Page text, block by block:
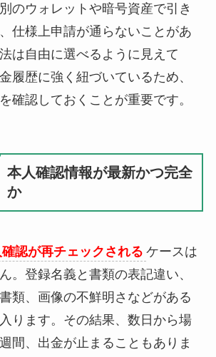
のウォレットや暗号資産で引き
仕様上申請が通らないことがあ
は自由に選べるように見えて
履歴に強く紐づいているため、
確認しておくことが重要です。
本人確認情報が最新かつ完全
か
認が再チェックされる ケースは
。登録名義と書類の表記違い、
類、画像の不鮮明さなどがある
ります。その結果、数日から場
間、出金が止まることもありま